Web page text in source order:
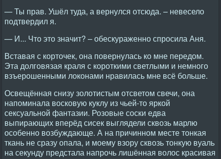
— Ты прав. Ушёл туда, а вернулся отсюда. – невесело
подтвердил я.
— И... Что это значит? – обескураженно спросила Аня.
Вставая с корточек, она повернулась ко мне передом.
Эта долговязая краля с короткими светлыми и немного
взъерошенными локонами нравилась мне всё больше.
Освещённая снизу золотистым отсветом свечи, она
напоминала восковую куклу из чьей-то яркой
сексуальной фантазии. Розовые соски едва
выпирающих вперёд сисек выглядели сквозь марлю
особенно возбуждающе. А на причинном месте тонкая
ткань не сразу опала, и моему взору сквозь тонкую вуаль
на секунду предстала напрочь лишённая волос красивая